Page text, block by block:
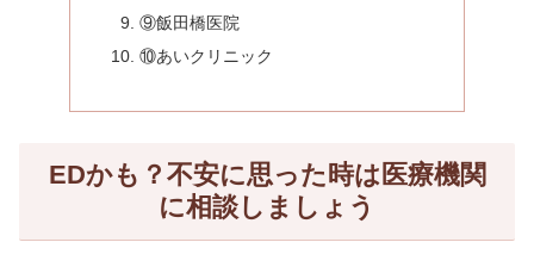
⑨飯田橋医院
⑩あいクリニック
EDかも？不安に思った時は医療機関
に相談しましょう